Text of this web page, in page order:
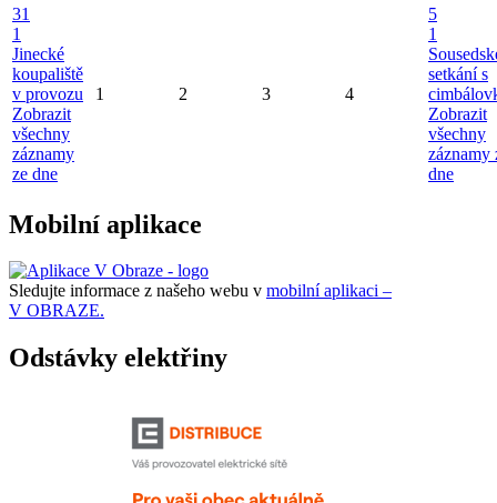
31
1
Jinecké
koupaliště
v provozu
Zobrazit
všechny
záznamy
ze dne
1 2 3 4
5
1
setkání s
Zobrazit
všechny
záznamy
dne
Mobilní aplikace
Sledujte informace z našeho webu v mobilní aplikaci –
V OBRAZE.
Odstávky elektřiny